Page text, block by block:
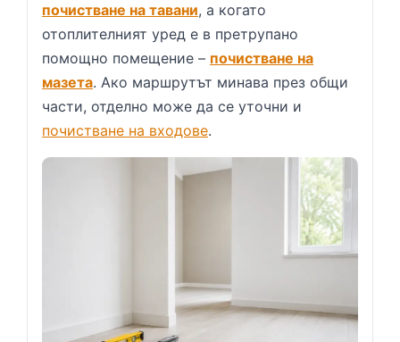
почистване на тавани, а когато
отоплителният уред е в претрупано
помощно помещение – почистване на
мазета. Ако маршрутът минава през общи
части, отделно може да се уточни и
почистване на входове.